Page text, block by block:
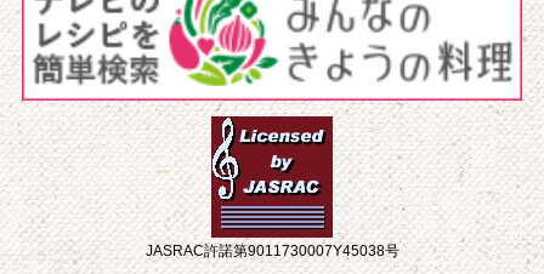
JASRAC許諾第9011730007Y45038号